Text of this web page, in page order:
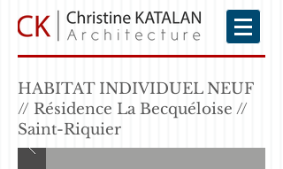
HABITAT INDIVIDUEL NEUF
// Résidence La Becquéloise //
Saint-Riquier